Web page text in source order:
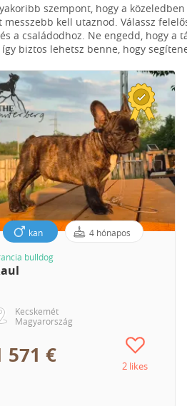
szempont, hogy a
kell utaznod. Válassz
a családodhoz. Ne engedd, hogy a
biztos lehetsz benne, hogy
kan 4 hónapos
bulldog
Kecskemét
Magyarország
571 € 2 likes